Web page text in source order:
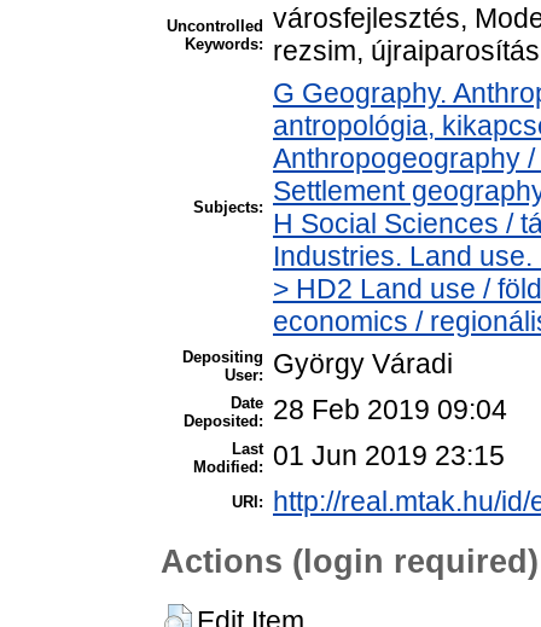
Uncontrolled
Keywords:
városfejlesztés,
rezsim,
Subjects:
G Geography.
antropológia,
Anthropogeography
Settlement
H Social Sciences /
Industries. Land
> HD2 Land use /
economics /
Depositing
User:
György Váradi
Date
Deposited:
28 Feb 2019 09:04
Last
Modified:
01 Jun 2019 23:15
URI: http://real.mtak.hu/
Actions (login required)
Edit Item